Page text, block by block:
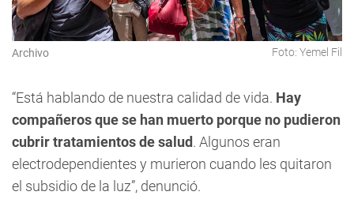
Archivo Foto: Yemel Fil
“Está hablando de nuestra calidad de vida. Hay
compañeros que se han muerto porque no pudieron
cubrir tratamientos de salud. Algunos eran
electrodependientes y murieron cuando les quitaron
el subsidio de la luz”, denunció.